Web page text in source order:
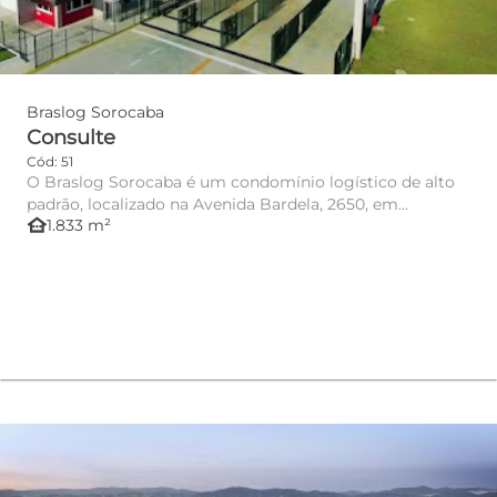
Braslog Sorocaba
Consulte
Cód: 51
O Braslog Sorocaba é um condomínio logístico de alto
padrão, localizado na Avenida Bardela, 2650, em
Sorocaba/SP – um ...
other_houses1.833 m²